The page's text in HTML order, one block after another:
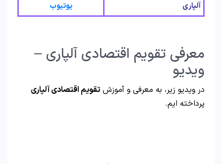
آلپاری
یوتیوب
معرفی تقویم اقتصادی آلپاری –
ویدیو
در ویدیو زیر، به معرفی و آموزش تقویم اقتصادی آلپاری
پرداخته ایم.